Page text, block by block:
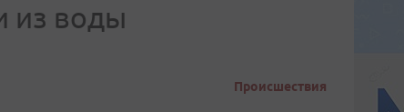
из воды
Происшествия